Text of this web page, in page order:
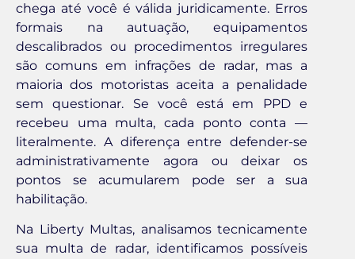
chega até você é válida juridicamente. Erros
formais na autuação, equipamentos
descalibrados ou procedimentos irregulares
são comuns em infrações de radar, mas a
maioria dos motoristas aceita a penalidade
sem questionar. Se você está em PPD e
recebeu uma multa, cada ponto conta —
literalmente. A diferença entre defender-se
administrativamente agora ou deixar os
pontos se acumularem pode ser a sua
habilitação.
Na Liberty Multas, analisamos tecnicamente
sua multa de radar, identificamos possíveis